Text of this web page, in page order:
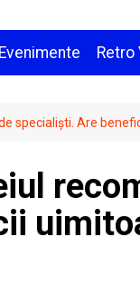
Evenimente Retro
specialiști. Are